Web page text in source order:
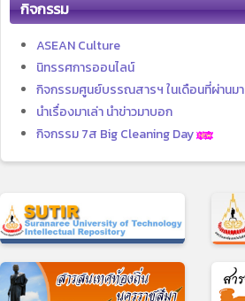
กิจกรรม
ASEAN Culture
นิทรรศการออนไลน์
กิจกรรมศูนย์บรรณสารฯ ในเดือนที่ผ่านมา
นำเรื่องมาเล่า นำข่าวมาบอก
กิจกรรม 7ส Big Cleaning Day